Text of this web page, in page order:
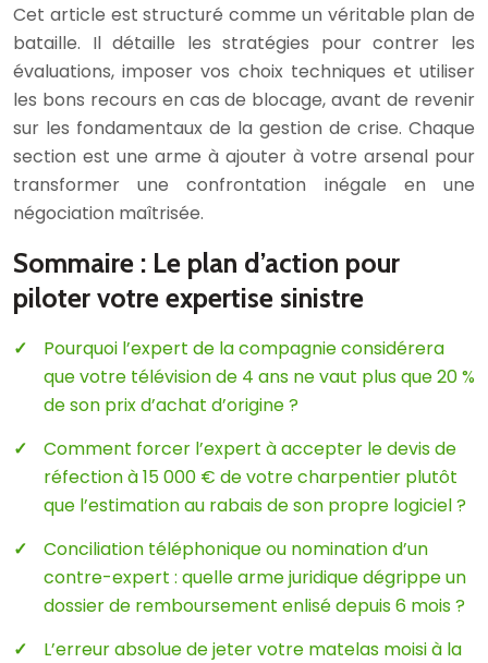
Cet article est structuré comme un véritable plan de
bataille. Il détaille les stratégies pour contrer les
évaluations, imposer vos choix techniques et utiliser
les bons recours en cas de blocage, avant de revenir
sur les fondamentaux de la gestion de crise. Chaque
section est une arme à ajouter à votre arsenal pour
transformer une confrontation inégale en une
négociation maîtrisée.
Sommaire : Le plan d’action pour
piloter votre expertise sinistre
Pourquoi l’expert de la compagnie considérera
que votre télévision de 4 ans ne vaut plus que 20 %
de son prix d’achat d’origine ?
Comment forcer l’expert à accepter le devis de
réfection à 15 000 € de votre charpentier plutôt
que l’estimation au rabais de son propre logiciel ?
Conciliation téléphonique ou nomination d’un
contre-expert : quelle arme juridique dégrippe un
dossier de remboursement enlisé depuis 6 mois ?
L’erreur absolue de jeter votre matelas moisi à la